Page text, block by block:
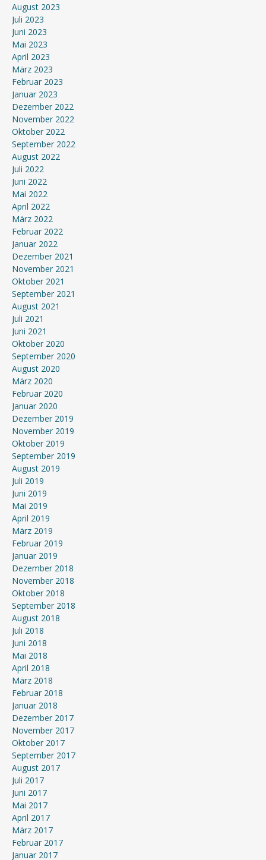
August 2023
Juli 2023
Juni 2023
Mai 2023
April 2023
März 2023
Februar 2023
Januar 2023
Dezember 2022
November 2022
Oktober 2022
September 2022
August 2022
Juli 2022
Juni 2022
Mai 2022
April 2022
März 2022
Februar 2022
Januar 2022
Dezember 2021
November 2021
Oktober 2021
September 2021
August 2021
Juli 2021
Juni 2021
Oktober 2020
September 2020
August 2020
März 2020
Februar 2020
Januar 2020
Dezember 2019
November 2019
Oktober 2019
September 2019
August 2019
Juli 2019
Juni 2019
Mai 2019
April 2019
März 2019
Februar 2019
Januar 2019
Dezember 2018
November 2018
Oktober 2018
September 2018
August 2018
Juli 2018
Juni 2018
Mai 2018
April 2018
März 2018
Februar 2018
Januar 2018
Dezember 2017
November 2017
Oktober 2017
September 2017
August 2017
Juli 2017
Juni 2017
Mai 2017
April 2017
März 2017
Februar 2017
Januar 2017